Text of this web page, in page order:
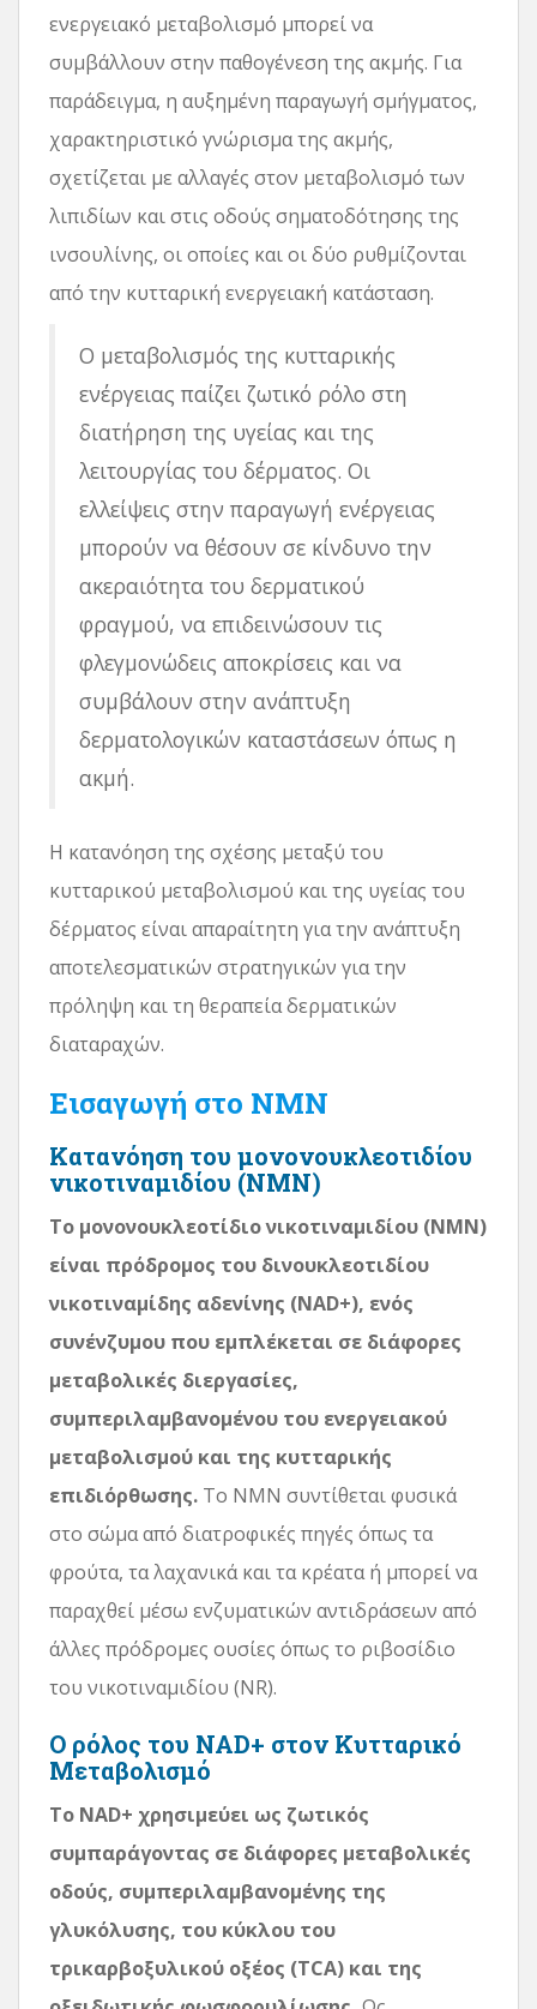
ενεργειακό μεταβολισμό μπορεί να
συμβάλλουν στην παθογένεση της ακμής. Για
παράδειγμα, η αυξημένη παραγωγή σμήγματος,
χαρακτηριστικό γνώρισμα της ακμής,
σχετίζεται με αλλαγές στον μεταβολισμό των
λιπιδίων και στις οδούς σηματοδότησης της
ινσουλίνης, οι οποίες και οι δύο ρυθμίζονται
από την κυτταρική ενεργειακή κατάσταση.
Ο μεταβολισμός της κυτταρικής
ενέργειας παίζει ζωτικό ρόλο στη
διατήρηση της υγείας και της
λειτουργίας του δέρματος. Οι
ελλείψεις στην παραγωγή ενέργειας
μπορούν να θέσουν σε κίνδυνο την
ακεραιότητα του δερματικού
φραγμού, να επιδεινώσουν τις
φλεγμονώδεις αποκρίσεις και να
συμβάλουν στην ανάπτυξη
δερματολογικών καταστάσεων όπως η
ακμή.
Η κατανόηση της σχέσης μεταξύ του
κυτταρικού μεταβολισμού και της υγείας του
δέρματος είναι απαραίτητη για την ανάπτυξη
αποτελεσματικών στρατηγικών για την
πρόληψη και τη θεραπεία δερματικών
διαταραχών.
Εισαγωγή στο NMN
Κατανόηση του μονονουκλεοτιδίου
νικοτιναμιδίου (NMN)
Το μονονουκλεοτίδιο νικοτιναμιδίου (NMN)
είναι πρόδρομος του δινουκλεοτιδίου
νικοτιναμίδης αδενίνης (NAD+), ενός
συνένζυμου που εμπλέκεται σε διάφορες
μεταβολικές διεργασίες,
συμπεριλαμβανομένου του ενεργειακού
μεταβολισμού και της κυτταρικής
επιδιόρθωσης. Το NMN συντίθεται φυσικά
στο σώμα από διατροφικές πηγές όπως τα
φρούτα, τα λαχανικά και τα κρέατα ή μπορεί να
παραχθεί μέσω ενζυματικών αντιδράσεων από
άλλες πρόδρομες ουσίες όπως το ριβοσίδιο
του νικοτιναμιδίου (NR).
Ο ρόλος του NAD+ στον Κυτταρικό
Μεταβολισμό
Το NAD+ χρησιμεύει ως ζωτικός
συμπαράγοντας σε διάφορες μεταβολικές
οδούς, συμπεριλαμβανομένης της
γλυκόλυσης, του κύκλου του
τρικαρβοξυλικού οξέος (TCA) και της